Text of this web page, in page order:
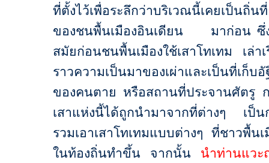
ที่ตั้งไว้เพื่อระลึกว่าบริเวณนี้เคยเป็นถิ่น
ของชนพื้นเมืองอินเดียน
มาก่อน ซึ่
สมัยก่อนชนพื้นเมืองใช้เสาโทเทม เล่าเ
ราวความเป็นมาของเผ่าและเป็นที่เก็บอั
ของคนตาย หรือสถานที่ประจานศัตรู
เสาแห่งนี้ได้ถูกนำมาจากที่ต่างๆ เป็น
รวมเอาเสาโทเทมแบบต่างๆ ที่ชาวพื้นเ
ในท้องถิ่นทำขึ้น จากนั้น นำท่านแวะ